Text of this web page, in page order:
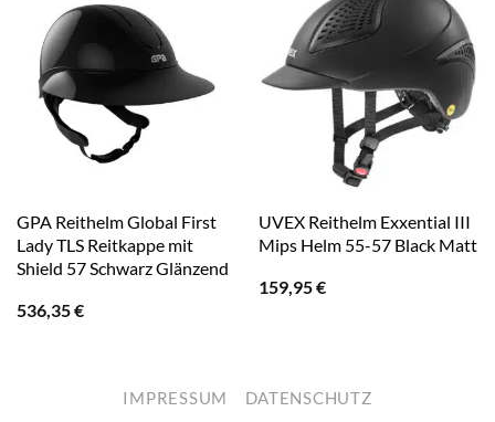
GPA Reithelm Global First
Lady TLS Reitkappe mit
Shield 57 Schwarz Glänzend
536,35€
UVEX Reithelm Exxential III
Mips Helm 55-57 Black Matt
159,95€
IMPRESSUM DATENSCHUTZ